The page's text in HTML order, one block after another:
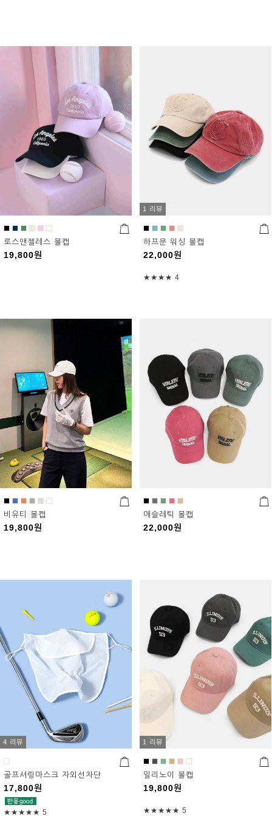
로스앤젤레스 볼캡
19,800원
1 리뷰
하프문 워싱 볼캡
22,000원
★★★★ 4
비유티 볼캡
19,800원
애슬레틱 볼캡
22,000원
4 리뷰
골프셔링마스크 자외선차단
17,800원
★★★★★ 5
1 리뷰
일리노이 볼캡
19,800원
★★★★★ 5